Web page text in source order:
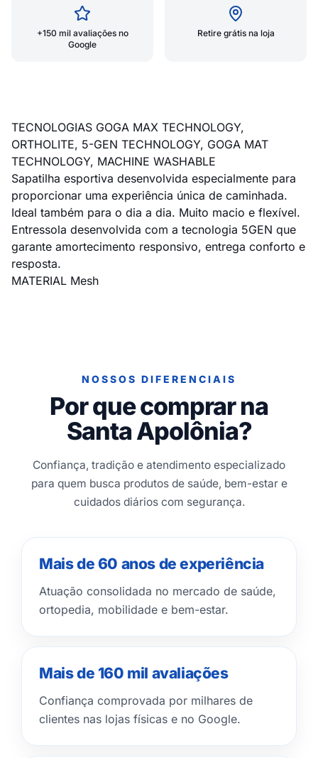
+150 mil avaliações no
Google
Retire grátis na loja
TECNOLOGIAS GOGA MAX TECHNOLOGY,
ORTHOLITE, 5-GEN TECHNOLOGY, GOGA MAT
TECHNOLOGY, MACHINE WASHABLE
Sapatilha esportiva desenvolvida especialmente para
proporcionar uma experiência única de caminhada.
Ideal também para o dia a dia. Muito macio e flexível.
Entressola desenvolvida com a tecnologia 5GEN que
garante amortecimento responsivo, entrega conforto e
resposta.
MATERIAL Mesh
NOSSOS DIFERENCIAIS
Por que comprar na
Santa Apolônia?
Confiança, tradição e atendimento especializado
para quem busca produtos de saúde, bem-estar e
cuidados diários com segurança.
Mais de 60 anos de experiência
Atuação consolidada no mercado de saúde,
ortopedia, mobilidade e bem-estar.
Mais de 160 mil avaliações
Confiança comprovada por milhares de
clientes nas lojas físicas e no Google.